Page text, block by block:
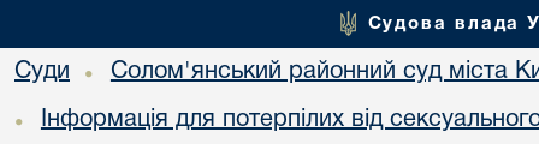
Судова влада
Суди • Солом'янський районний суд міста
• Інформація для потерпілих від